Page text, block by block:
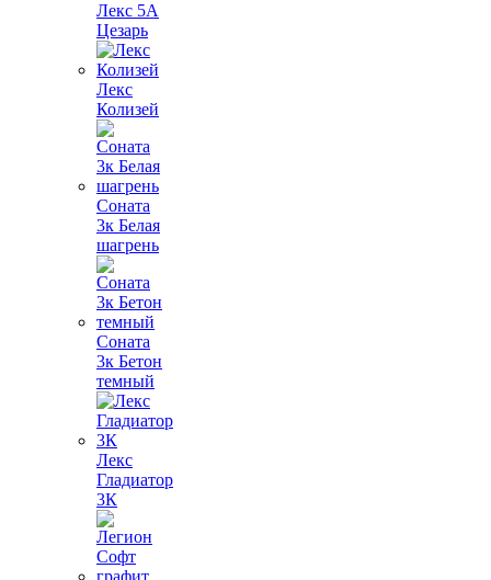
Лекс 5А
Цезарь
Лекс
Колизей
Соната
3к Белая
шагрень
Соната
3к Бетон
темный
Лекс
Гладиатор
3К